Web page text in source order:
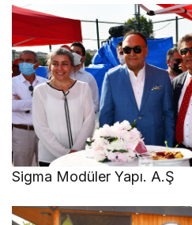
Sigma Modüler Yapı. A.Ş